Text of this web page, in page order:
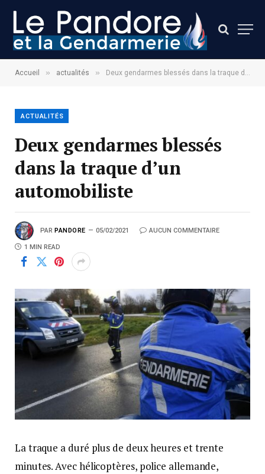
Accueil » actualités » Deux gendarmes blessés dans la traque d’un automobiliste
ACTUALITÉS
Deux gendarmes blessés
dans la traque d’un
automobiliste
PAR PANDORE 05/02/2021 AUCUN COMMENTAIRE
1 MIN READ
La traque a duré plus de deux heures et trente
minutes. Avec hélicoptères, police allemande,